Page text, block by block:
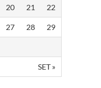
20 21 22
27 28 29
SET »